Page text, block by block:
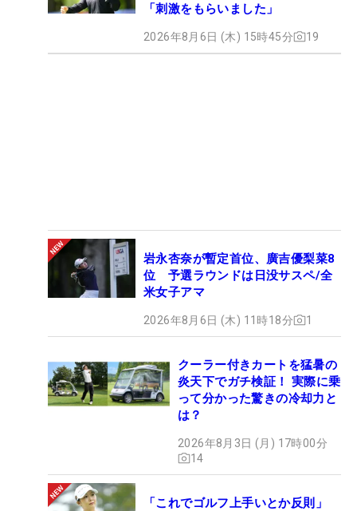
「刺激をもらいました」
2026年8月6日 (木) 15時45分 19
岩永杏奈が暫定首位、廣吉優梨菜8
位 予選ラウンドは日没サスペ/全
米女子アマ
2026年8月6日 (木) 11時18分 1
クーラー付きカートを猛暑の
炎天下でガチ検証！ 実際に乗
って分かった驚きの冷却力と
は？
2026年8月3日 (月) 17時00分
14
「これでゴルフ上手いとか反則」